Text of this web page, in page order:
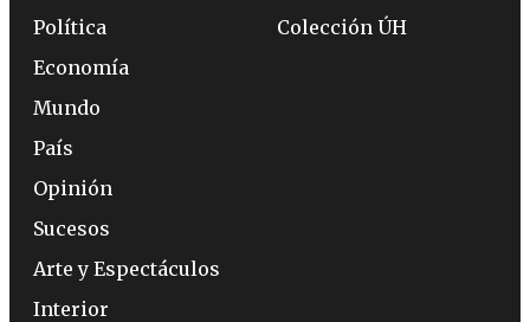
Política
Economía
Mundo
País
Opinión
Sucesos
Arte y Espectáculos
Interior
Colección ÚH